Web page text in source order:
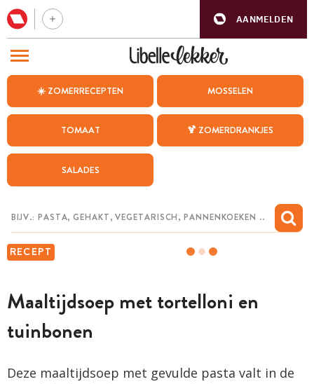
AANMELDEN
☀️ ZOMERRECEPTEN MOSSELEN
TOMAAT 🍹 ZOMERDRANKJES
SALADES
RECEPT
Maaltijdsoep met tortelloni en
tuinbonen
Deze maaltijdsoep met gevulde pasta valt in de
BEZOEK ONZE ANDERE WEBSITES
WEEKMENU
CHAT MET MAIA
MIJN BEWAARDE RECEPTEN